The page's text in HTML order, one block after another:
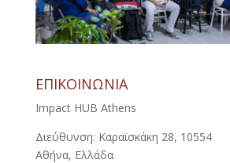
ΕΠΙΚΟΙΝΩΝΙΑ
Impact HUB Athens
Διεύθυνση: Καραϊσκάκη 28, 10554
Αθήνα, Ελλάδα